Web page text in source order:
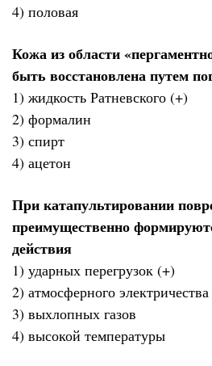
4) половая
Кожа из области
быть восстановлена путем
1) жидкость Ратневского (+)
2) формалин
3) спирт
4) ацетон
При катапультировании
преимущественно
действия
1) ударных перегрузок (+)
2) атмосферного электричества
3) выхлопных газов
4) высокой температуры